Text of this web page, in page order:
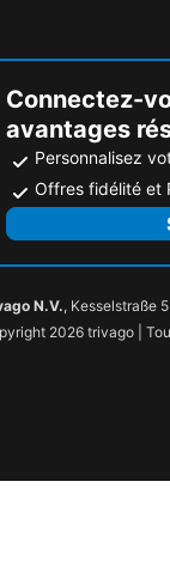
Connectez-
avantages
Personnalisez
Offres fidélité et
N.V., Kesselstraße
2026 trivago |